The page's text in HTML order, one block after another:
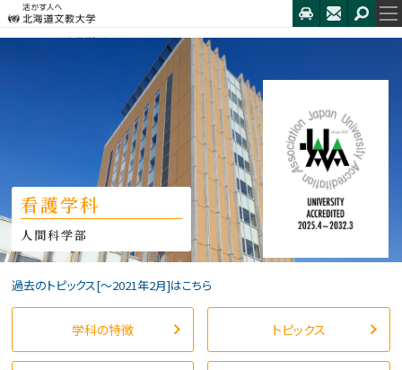
HOME 看護学科 トピックス
東京2020オリンピック北海道文教大学ボ...
看護学科
人間科学部
過去のトピックス[〜2021年2月]はこちら
学科の特徴 トピックス